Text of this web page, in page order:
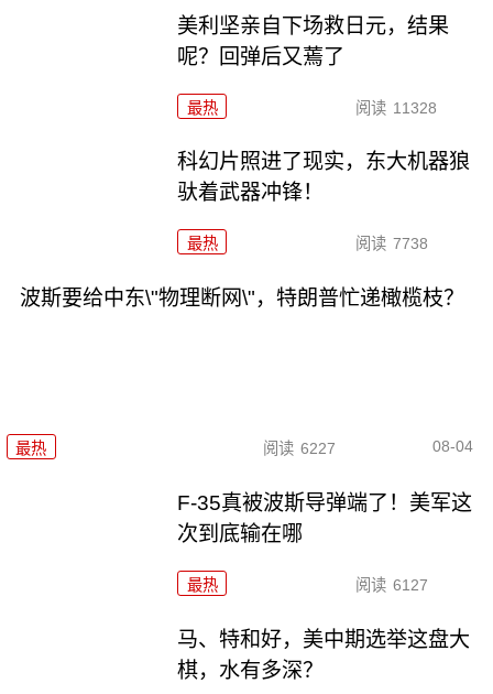
美利坚亲自下场救日元，结果
呢？回弹后又蔫了
最热 阅读 11328
科幻片照进了现实，东大机器狼
驮着武器冲锋！
最热 阅读 7738
波斯要给中东\"物理断网\"，特朗普忙递橄榄枝？
最热 阅读 6227 08-04
F-35真被波斯导弹端了！美军这
次到底输在哪
最热 阅读 6127
马、特和好，美中期选举这盘大
棋，水有多深？